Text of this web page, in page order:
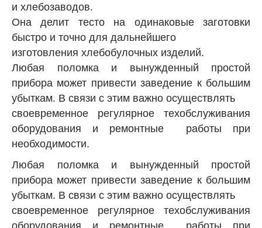
и хлебозаводов.
Она делит тесто на одинаковые заготовки
быстро и точно для дальнейшего
изготовления хлебобулочных изделий.
Любая поломка и вынужденный простой
прибора может привести заведение к большим
убыткам. В связи с этим важно осуществлять
своевременное регулярное техобслуживания
оборудования и ремонтные работы при
необходимости.
Любая поломка и вынужденный простой
прибора может привести заведение к большим
убыткам. В связи с этим важно осуществлять
своевременное регулярное техобслуживания
оборудования и ремонтные работы при